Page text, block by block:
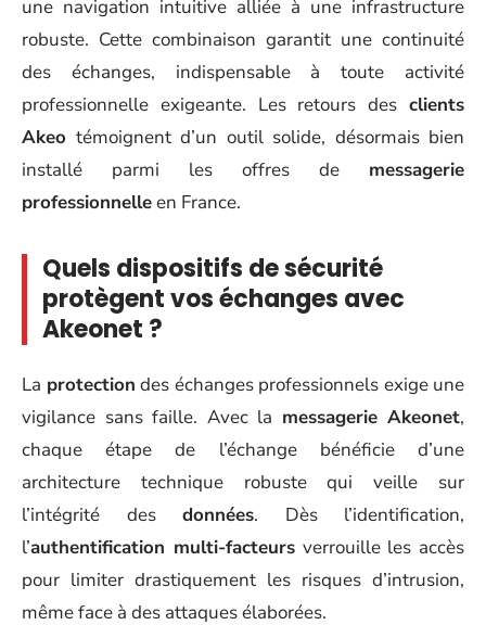
une navigation intuitive alliée à une infrastructure
robuste. Cette combinaison garantit une continuité
des échanges, indispensable à toute activité
professionnelle exigeante. Les retours des clients
Akeo témoignent d’un outil solide, désormais bien
installé parmi les offres de messagerie
professionnelleen France.
Quels dispositifs de sécurité
protègent vos échanges avec
Akeonet ?
La protection des échanges professionnels exige une
vigilance sans faille. Avec la messagerie Akeonet,
chaque étape de l’échange bénéficie d’une
architecture technique robuste qui veille sur
l’intégrité des données. Dès l’identification,
l’authentification multi-facteursverrouille les accès
pour limiter drastiquement les risques d’intrusion,
même face à des attaques élaborées.